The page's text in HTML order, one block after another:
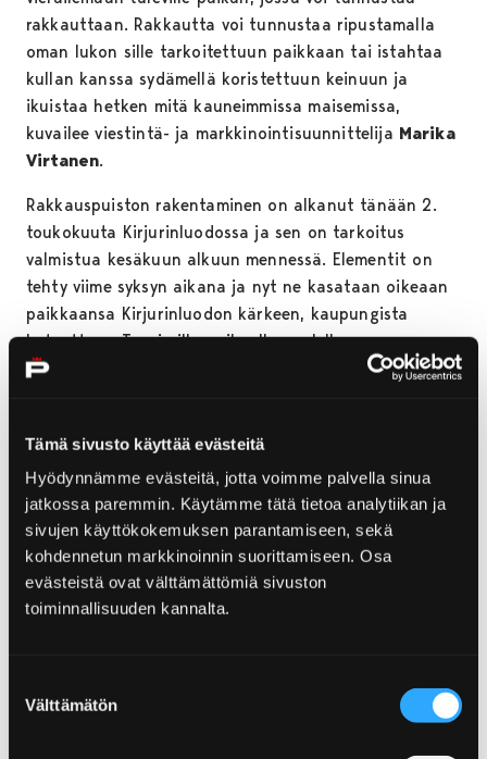
Tämä sivusto käyttää evästeitä
Hyödynnämme evästeitä, jotta voimme palvella sinua
jatkossa paremmin. Käytämme tätä tietoa analytiikan ja
sivujen käyttökokemuksen parantamiseen, sekä
kohdennetun markkinoinnin suorittamiseen. Osa
evästeistä ovat välttämättömiä sivuston
toiminnallisuuden kannalta.
valinta
Välttämätön
rakkauttaan. Rakkautta voi tunnustaa ripustamalla
oman lukon sille tarkoitettuun paikkaan tai istahtaa
kullan kanssa sydämellä koristettuun keinuun ja
ikuistaa hetken mitä kauneimmissa maisemissa,
kuvailee viestintä- ja markkinointisuunnittelija Marika
Virtanen.
Rakkauspuiston rakentaminen on alkanut tänään 2.
toukokuuta Kirjurinluodossa ja sen on tarkoitus
valmistua kesäkuun alkuun mennessä. Elementit on
tehty viime syksyn aikana ja nyt ne kasataan oikeaan
paikkaansa Kirjurinluodon kärkeen, kaupungista
katsottuna Taavi-sillan oikealle puolelle.
Kyseessä on kevyt kokonaisuus, jossa on paikka
– Kesän pimenevissä illoissa puistoon tulevat
valaistukset ovat varmasti myös hienon näköisiä.
Odotamme jo innolla, että kokonaisuus saadaan
valmiiksi. Tulemme pitämään kesän aikana puistossa
avajaiset sekä suunnitelmissa on kilpailu, jonka avulla
rakkauspuisto saadaan tutuksi porilaisille ja
matkailijoille, vinkkaa Virtanen.
rakkauspuistoa. Pussauskoppi on liikkuva elementti,
jota on nähty eri tapahtumissa ja talven aikana se on